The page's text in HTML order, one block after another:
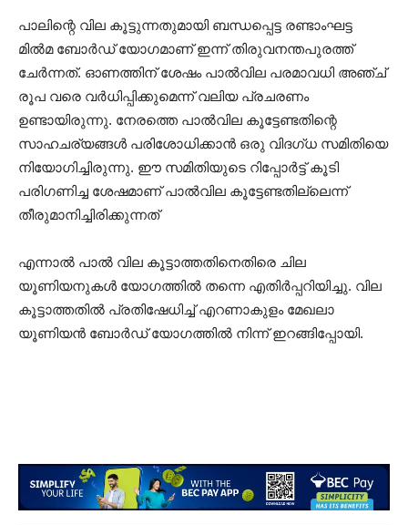
പാലിന്റെ വില കൂട്ടുന്നതുമായി ബന്ധപ്പെട്ട രണ്ടാംഘട്ട
മില്‍മ ബോര്‍ഡ് യോഗമാണ് ഇന്ന് തിരുവനന്തപുരത്ത്
ചേര്‍ന്നത്. ഓണത്തിന് ശേഷം പാല്‍വില പരമാവധി അഞ്ച്
രൂപ വരെ വര്‍ധിപ്പിക്കുമെന്ന് വലിയ പ്രചരണം
ഉണ്ടായിരുന്നു. നേരത്തെ പാല്‍വില കൂട്ടേണ്ടതിന്റെ
സാഹചര്യങ്ങള്‍ പരിശോധിക്കാന്‍ ഒരു വിദഗ്ധ സമിതിയെ
നിയോഗിച്ചിരുന്നു. ഈ സമിതിയുടെ റിപ്പോര്‍ട്ട് കൂടി
പരിഗണിച്ച ശേഷമാണ് പാല്‍വില കൂട്ടേണ്ടതില്ലെന്ന്
തീരുമാനിച്ചിരിക്കുന്നത്
എന്നാല്‍ പാല്‍ വില കൂട്ടാത്തതിനെതിരെ ചില
യൂണിയനുകള്‍ യോഗത്തില്‍ തന്നെ എതിര്‍പ്പറിയിച്ചു. വില
കൂട്ടാത്തതില്‍ പ്രതിഷേധിച്ച് എറണാകുളം മേഖലാ
യൂണിയന്‍ ബോര്‍ഡ് യോഗത്തില്‍ നിന്ന് ഇറങ്ങിപ്പോയി.